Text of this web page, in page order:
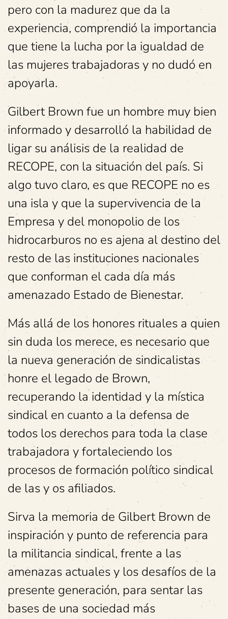
pero con la madurez que da la
experiencia, comprendió la importancia
que tiene la lucha por la igualdad de
las mujeres trabajadoras y no dudó en
apoyarla.
Gilbert Brown fue un hombre muy bien
informado y desarrolló la habilidad de
ligar su análisis de la realidad de
RECOPE, con la situación del país. Si
algo tuvo claro, es que RECOPE no es
una isla y que la supervivencia de la
Empresa y del monopolio de los
hidrocarburos no es ajena al destino del
resto de las instituciones nacionales
que conforman el cada día más
amenazado Estado de Bienestar.
Más allá de los honores rituales a quien
sin duda los merece, es necesario que
la nueva generación de sindicalistas
honre el legado de Brown,
recuperando la identidad y la mística
sindical en cuanto a la defensa de
todos los derechos para toda la clase
trabajadora y fortaleciendo los
procesos de formación político sindical
de las y os afiliados.
Sirva la memoria de Gilbert Brown de
inspiración y punto de referencia para
la militancia sindical, frente a las
amenazas actuales y los desafíos de la
presente generación, para sentar las
bases de una sociedad más